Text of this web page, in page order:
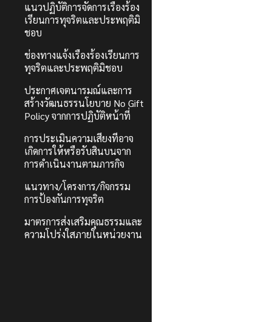
แนวปฏิบัติการจัดการเรื่องร้อง
เรียนการทุจริตและประพฤติมิ
ชอบ
ช่องทางแจ้งเรื่องร้องเรียนการ
ทุจริตและประพฤติมิชอบ
ประกาศเจตนารมณ์และการ
สร้างวัฒนธรรนโยบาย No Gift
Policy จากการปฏิบัติหน้าที่
การประเมินความเสี่ยงที่อาจ
เกิดการให้หรือรับสินบนจาก
การดำเนินงานตามภารกิจ
แนวทาง/โครงการ/กิจกรรม
การป้องกันการทุจริต
มาตรการส่งเสริมคุณธรรมและ
ความโปร่งใสภายในหน่วยงาน